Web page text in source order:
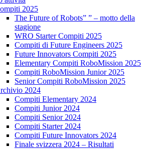
2025
The Future of Robots” ” – motto della
stagione
WRO Starter Compiti 2025
Compiti di Future Engineers 2025
Future Innovators Compiti 2025
Elementary Compiti RoboMission 2025
Compiti RoboMission Junior 2025
Senior Compiti RoboMission 2025
2024
Compiti Elementary 2024
Compiti Junior 2024
Compiti Senior 2024
Compiti Starter 2024
Compiti Future Innovators 2024
Finale svizzera 2024 – Risultati